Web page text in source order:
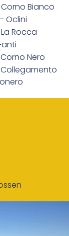
Bianco
Oclini
Rocca
Nero